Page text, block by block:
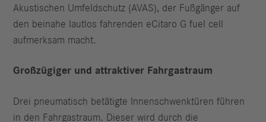
Akustischen Umfeldschutz (AVAS), der Fußgänger auf
den beinahe lautlos fahrenden eCitaro G fuel cell
aufmerksam macht.
Großzügiger und attraktiver Fahrgastraum
Drei pneumatisch betätigte Innenschwenktüren führen
in den Fahrgastraum. Dieser wird durch die